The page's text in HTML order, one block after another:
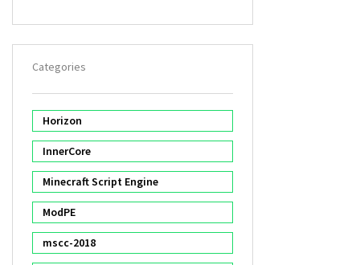
Categories
Horizon
InnerCore
Minecraft Script Engine
ModPE
mscc-2018